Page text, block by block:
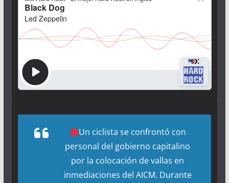
Un ciclista se confrontó con
personal del gobierno capitalino
por la colocación de vallas en
inmediaciones del AICM. Durante